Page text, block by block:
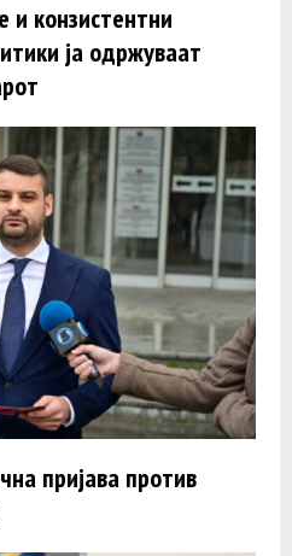
и конзистентни
ја одржуваат
пријава против